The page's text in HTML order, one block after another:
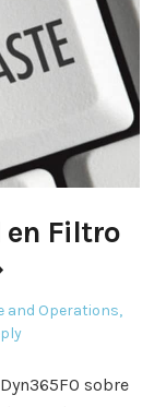
en Filtro
and Operations,
sobre